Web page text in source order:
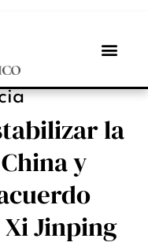
la
y
Jinping